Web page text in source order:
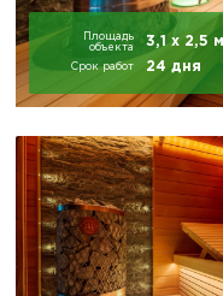
Площадь
объекта
3,1 х 2,5 м
Срок работ 24 дня